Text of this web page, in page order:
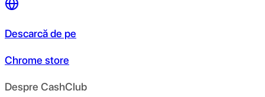
Descarcă de pe
Chrome store
Despre CashClub